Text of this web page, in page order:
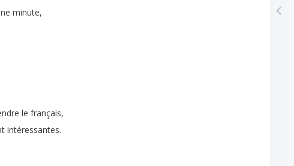
minute,
le français,
intéressantes.